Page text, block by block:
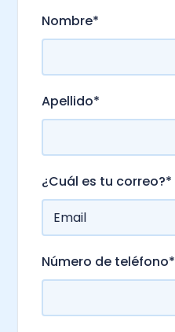
Nombre*
Apellido*
¿Cuál es tu correo?*
Número de teléfono*